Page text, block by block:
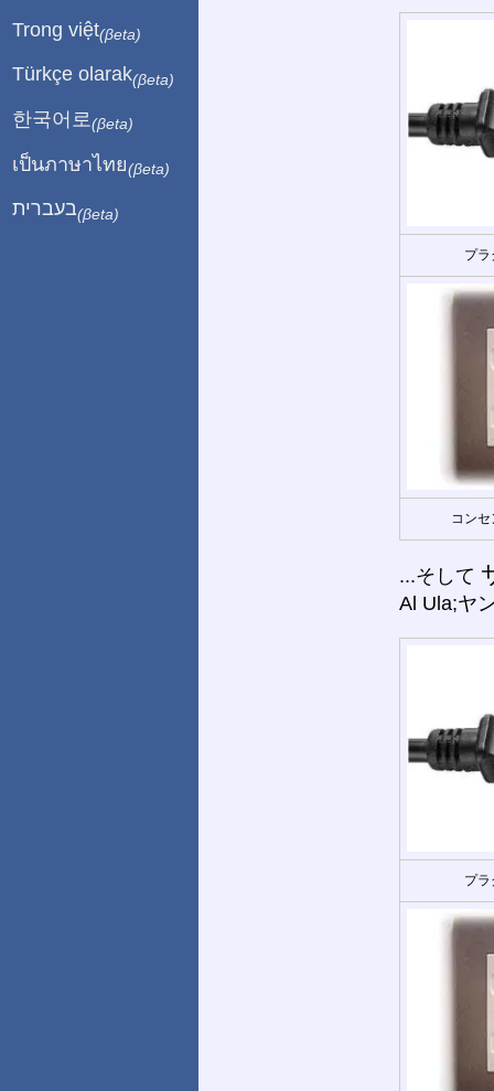
プ
コン
...そして
Al Ula;ヤ
プ
Trong việt(βeta)
Türkçe olarak(βeta)
한국어로 (βeta)
เป็นภาษาไทย(βeta)
בעברית(βeta)